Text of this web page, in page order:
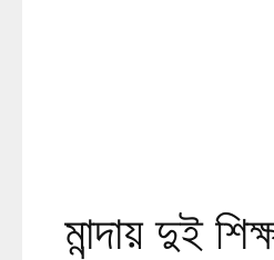
মান্দায় দুই